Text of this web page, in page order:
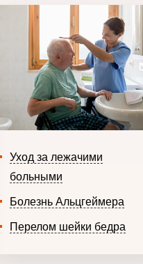
Уход за лежачими
больными
Болезнь Альцгеймера
Перелом шейки бедра